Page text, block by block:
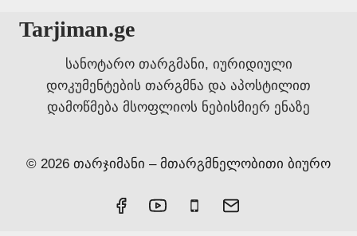
Tarjiman.ge
სანოტარო თარგმანი, იურიდიული
დოკუმენტების თარგმნა და აპოსტილით
დამოწმება მსოფლიოს ნებისმიერ ენაზე
© 2026 თარჯიმანი – მთარგმნელობითი ბიურო